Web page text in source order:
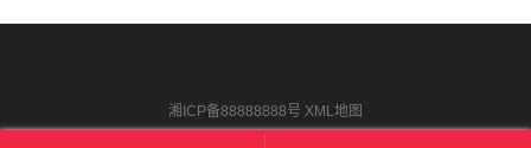
湘ICP备88888888号 XML地图